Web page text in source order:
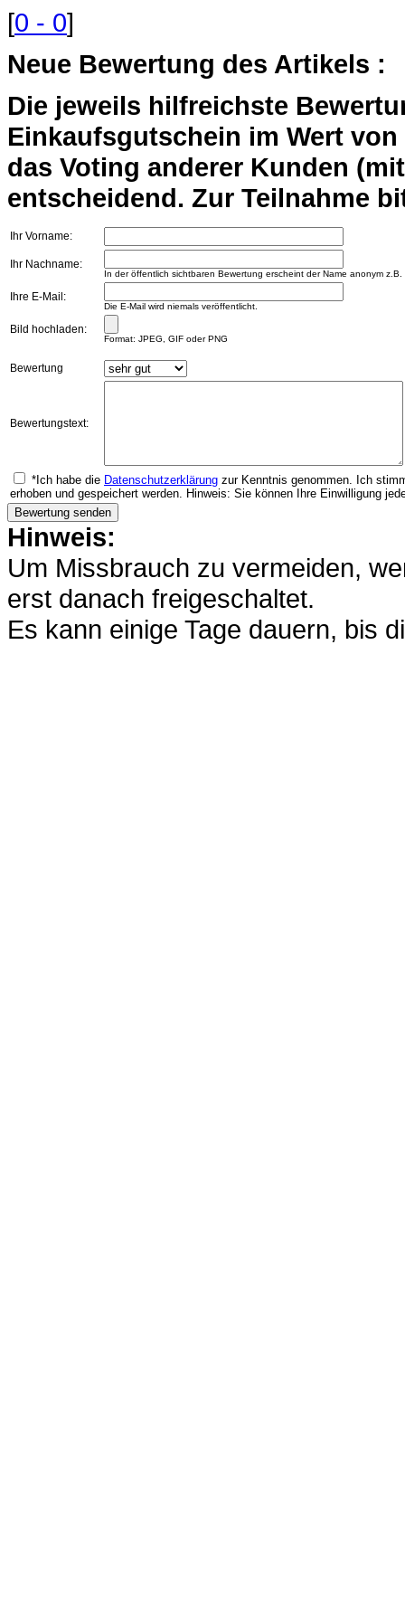
[0 - 0]
Neue Bewertung des Artikels :
Die jeweils hilfreichste
Einkaufsgutschein im Wert
das Voting anderer Kunden
entscheidend. Zur Teilnahme
Ihr Vorname:
Ihr Nachname:
In der öffentlich sichtbaren Bewertung erscheint der Name anonym
Ihre E-Mail:
Die E-Mail wird niemals veröffentlicht.
Bild hochladen:
Format: JPEG, GIF oder PNG
Bewertung
Bewertungstext:
*Ich habe die Datenschutzerklärung zur Kenntnis genommen. Ich
erhoben und gespeichert werden. Hinweis: Sie können Ihre Einwilligung
Hinweis:
Um Missbrauch zu vermeiden,
erst danach freigeschaltet.
Es kann einige Tage dauern, bis